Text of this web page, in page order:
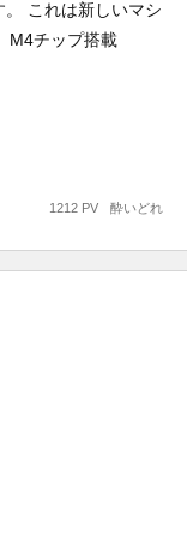
これは新しいマシ
M4チップ搭載
酔いどれ
1212 PV